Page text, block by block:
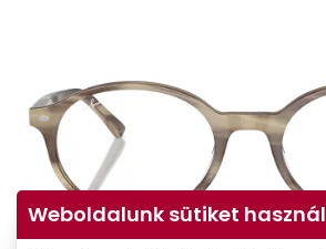
Weboldalunk sütiket használ